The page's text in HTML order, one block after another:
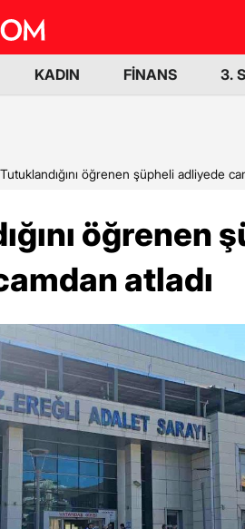
KADIN FİNANS 3.
Tutuklandığını öğrenen şüpheli adliyede
öğrenen
atladı